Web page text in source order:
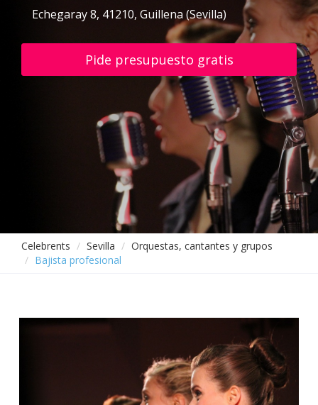
Echegaray 8, 41210, Guillena (Sevilla)
Pide presupuesto gratis
Celebrents Sevilla
Orquestas, cantantes y grupos
Bajista profesional